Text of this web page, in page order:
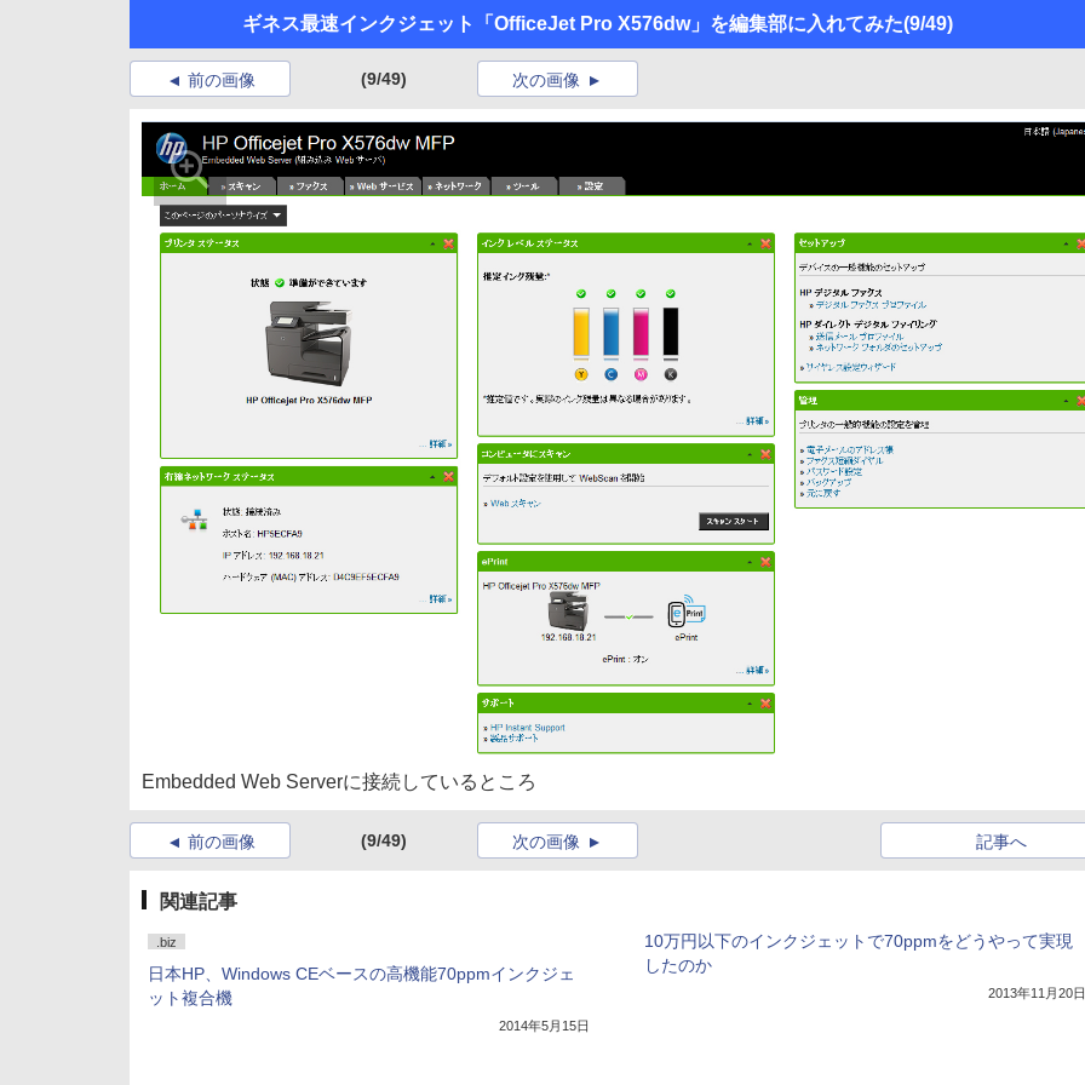
ギネス最速インクジェット「OfficeJet Pro X576dw」を編集部に入れてみた(9/49)
前の画像 (9/49) 次の画像
Embedded Web Serverに接続しているところ
前の画像 (9/49) 記事へ
次の画像
関連記事
.biz
日本HP、Windows CEベースの高機能70ppmインクジェ
ット複合機
2014年5月15日
10万円以下のインクジェットで70ppmをどうやって実現
したのか
2013年11月20日